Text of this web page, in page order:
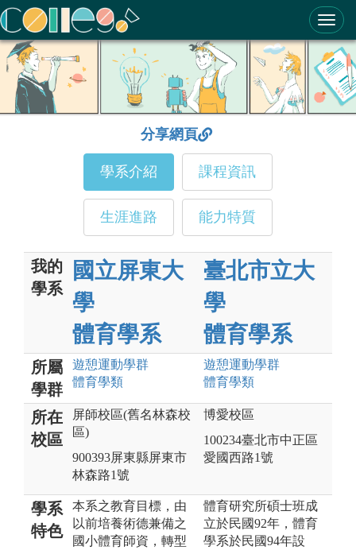
ColleGo! 大學選才與高中育才輔助系統
分享網頁
學系介紹 課程資訊
生涯進路 能力特質
我的
學系
國立屏東大
學
體育學系
臺北市立大
學
體育學系
所屬
學群
遊憩運動學群
體育學類
遊憩運動學群
體育學類
所在
校區
屏師校區(舊名林森校
區)
900393屏東縣屏東市
林森路1號
博愛校區
100234臺北市中正區
愛國西路1號
學系
特色
本系之教育目標，由
以前培養術德兼備之
國小體育師資，轉型
體育研究所碩士班成
立於民國92年，體育
學系於民國94年設